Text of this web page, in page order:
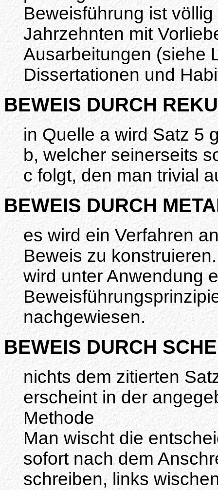
Beweisführung ist
Jahrzehnten mit
Ausarbeitungen (siehe
Dissertationen und
BEWEIS DURCH
in Quelle a wird Satz 5
b, welcher seinerseits
c folgt, den man trivial
BEWEIS DURCH
es wird ein Verfahren
Beweis zu
wird unter Anwendung
nachgewiesen.
BEWEIS DURCH
nichts dem zitierten
erscheint in der
Methode
Man wischt die
sofort nach dem
schreiben, links